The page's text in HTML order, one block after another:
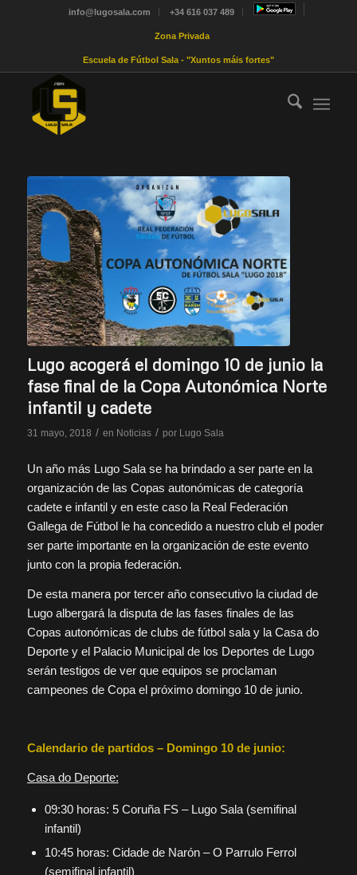
info@lugosala.com +34 616 037 489
Zona Privada
Escuela de Fútbol Sala - "Xuntos máis fortes"
Lugo acogerá el domingo 10 de junio la
fase final de la Copa Autonómica Norte
infantil y cadete
31 mayo, 2018 / en Noticias / por Lugo Sala
Un año más Lugo Sala se ha brindado a ser parte en la
organización de las Copas autonómicas de categoría
cadete e infantil y en este caso la Real Federación
Gallega de Fútbol le ha concedido a nuestro club el poder
ser parte importante en la organización de este evento
junto con la propia federación.
De esta manera por tercer año consecutivo la ciudad de
Lugo albergará la disputa de las fases finales de las
Copas autonómicas de clubs de fútbol sala y la Casa do
Deporte y el Palacio Municipal de los Deportes de Lugo
serán testigos de ver que equipos se proclaman
campeones de Copa el próximo domingo 10 de junio.
Calendario de partidos – Domingo 10 de junio:
Casa do Deporte:
09:30 horas: 5 Coruña FS – Lugo Sala (semifinal
infantil)
10:45 horas: Cidade de Narón – O Parrulo Ferrol
(semifinal infantil)